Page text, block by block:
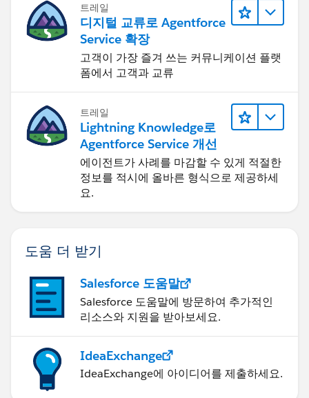
트레일
디지털 교류로 Agentforce
Service 확장
고객이 가장 즐겨 쓰는 커뮤니케이션 플랫
폼에서 고객과 교류
트레일
Lightning Knowledge로
Agentforce Service 개선
에이전트가 사례를 마감할 수 있게 적절한
정보를 적시에 올바른 형식으로 제공하세
요.
도움 더 받기
Salesforce 도움말
Salesforce 도움말에 방문하여 추가적인
리소스와 지원을 받아보세요.
IdeaExchange
IdeaExchange에 아이디어를 제출하세요.